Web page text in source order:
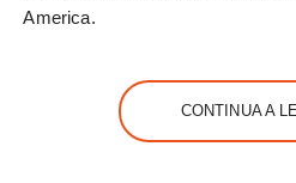
America.
CONTINUA A